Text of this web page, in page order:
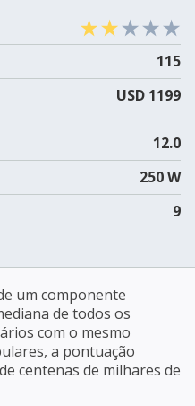
115
USD 1199
12.0
250 W
9
um componente
de todos os
com o mesmo
a pontuação
centenas de milhares de